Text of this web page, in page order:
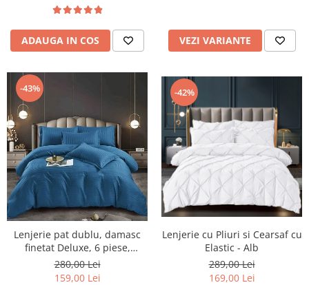
ADAUGA IN COS VEZI VARIANTE
-43%
Lenjerie pat dublu, damasc
finetat Deluxe, 6 piese,
cearceaf pat cu elastic,
Albastru
280,00 Lei
159,00 Lei
-42%
Lenjerie cu Pliuri si Cearsaf cu
Elastic - Alb
289,00 Lei
169,00 Lei